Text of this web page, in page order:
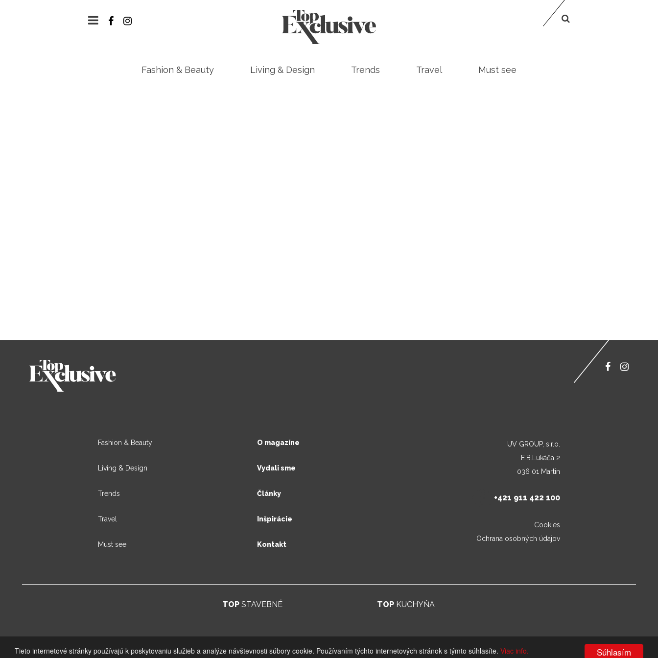
Súhlasím
Tieto internetové stránky používajú k poskytovaniu služieb a analýze návštevnosti súbory cookie. Používaním týchto internetových stránok s týmto súhlasíte. Viac info.
Fashion & Beauty Living & Design Trends Travel Must see
Fashion & Beauty
Living & Design
Trends
Travel
Must see
O magazíne
Vydali sme
Články
Inšpirácie
Kontakt
UV GROUP, s.r.o.
E.B.Lukáča 2
036 01 Martin
+421 911 422 100
Cookies
Ochrana osobných údajov
TOPSTAVEBNÉ TOPKUCHYŇA